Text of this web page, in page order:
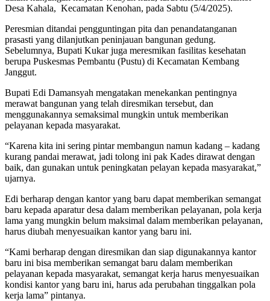
Desa Kahala, Kecamatan Kenohan, pada Sabtu (5/4/2025).
Peresmian ditandai pengguntingan pita dan penandatanganan
prasasti yang dilanjutkan peninjauan bangunan gedung.
Sebelumnya, Bupati Kukar juga meresmikan fasilitas kesehatan
berupa Puskesmas Pembantu (Pustu) di Kecamatan Kembang
Janggut.
Bupati Edi Damansyah mengatakan menekankan pentingnya
merawat bangunan yang telah diresmikan tersebut, dan
menggunakannya semaksimal mungkin untuk memberikan
pelayanan kepada masyarakat.
“Karena kita ini sering pintar membangun namun kadang – kadang
kurang pandai merawat, jadi tolong ini pak Kades dirawat dengan
baik, dan gunakan untuk peningkatan pelayan kepada masyarakat,”
ujarnya.
Edi berharap dengan kantor yang baru dapat memberikan semangat
baru kepada aparatur desa dalam memberikan pelayanan, pola kerja
lama yang mungkin belum maksimal dalam memberikan pelayanan,
harus diubah menyesuaikan kantor yang baru ini.
“Kami berharap dengan diresmikan dan siap digunakannya kantor
baru ini bisa memberikan semangat baru dalam memberikan
pelayanan kepada masyarakat, semangat kerja harus menyesuaikan
kondisi kantor yang baru ini, harus ada perubahan tinggalkan pola
kerja lama” pintanya.